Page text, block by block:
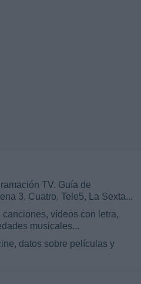
TV. Guía de
3, Cuatro, Tele5, La Sexta...
canciones, vídeos con letra,
musicales...
datos sobre películas y